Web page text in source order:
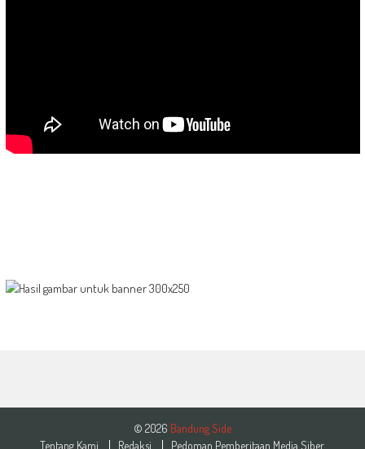
© 2026 Bandung Side
Tentang Kami
Redaksi Pedoman Pemberitaan Media Siber